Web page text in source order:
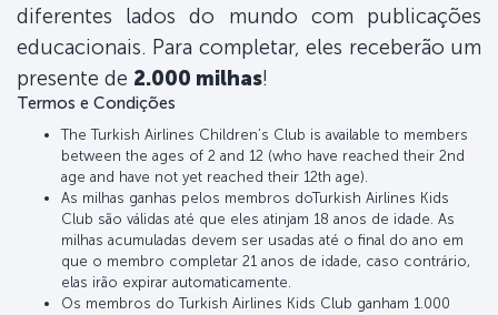
diferentes lados do mundo com publicações
educacionais. Para completar, eles receberão um
presente de 2.000 milhas!
Termos e Condições
The Turkish Airlines Children’s Club is available to members
between the ages of 2 and 12 (who have reached their 2nd
age and have not yet reached their 12th age).
As milhas ganhas pelos membros doTurkish Airlines Kids
Club são válidas até que eles atinjam 18 anos de idade. As
milhas acumuladas devem ser usadas até o final do ano em
que o membro completar 21 anos de idade, caso contrário,
elas irão expirar automaticamente.
Os membros do Turkish Airlines Kids Club ganham 1.000